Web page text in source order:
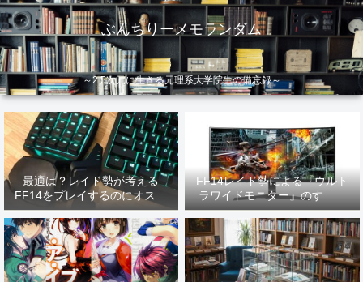
ぶんちりーメモランダム
～2.5次元に生きる元理系大学院生の備忘録～
最適は？レイド勢が考える
FF14をプレイするのにオスス
メなデバイス【2026年更新】
FF14レイド勢による『ウルト
ラワイドモニター』のすゝめ
【2026年更新】